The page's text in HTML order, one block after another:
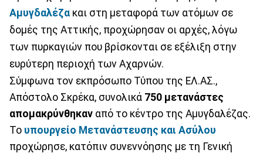
Αμυγδαλέζα και στη μεταφορά των ατόμων σε
δομές της Αττικής, προχώρησαν οι αρχές, λόγω
των πυρκαγιών που βρίσκονται σε εξέλιξη στην
ευρύτερη περιοχή των Αχαρνών.
Σύμφωνα τον εκπρόσωπο Τύπου της ΕΛ.ΑΣ.,
Απόστολο Σκρέκα, συνολικά 750 μετανάστες
απομακρύνθηκαν από το κέντρο της Αμυγδαλέζας.
Το υπουργείο Μετανάστευσης και Ασύλου
προχώρησε, κατόπιν συνεννόησης με τη Γενική